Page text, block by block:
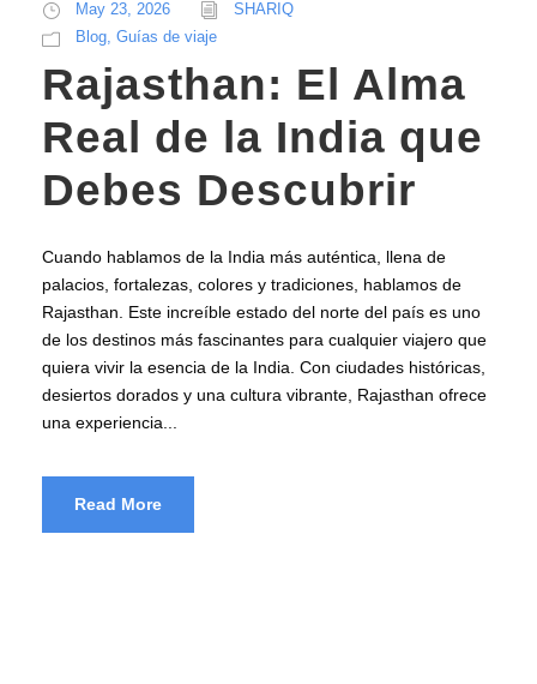
May 23, 2026
SHARIQ
Blog, Guías de viaje
Rajasthan: El Alma
Real de la India que
Debes Descubrir
Cuando hablamos de la India más auténtica, llena de
palacios, fortalezas, colores y tradiciones, hablamos de
Rajasthan. Este increíble estado del norte del país es uno
de los destinos más fascinantes para cualquier viajero que
quiera vivir la esencia de la India. Con ciudades históricas,
desiertos dorados y una cultura vibrante, Rajasthan ofrece
una experiencia...
Read More